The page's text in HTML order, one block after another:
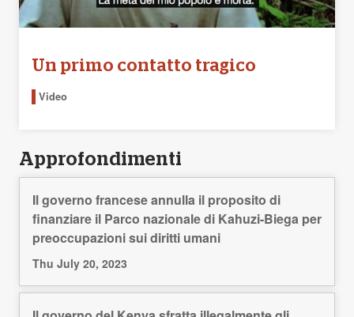
Un primo contatto tragico
Video
Approfondimenti
Il governo francese annulla il proposito di
finanziare il Parco nazionale di Kahuzi-Biega per
preoccupazioni sui diritti umani
Thu July 20, 2023